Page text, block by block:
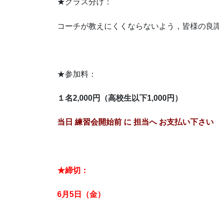
★クラス分け：
コーチが教えにくくならないよう，皆様の良
★参加料：
１名2,000円（高校生以下1,000円）
当日 練習会開始前 に 担当へ お支払い下さい
★締切：
6月5日（金）